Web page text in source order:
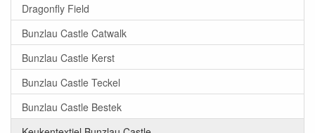
Dragonfly Field
Bunzlau Castle Catwalk
Bunzlau Castle Kerst
Bunzlau Castle Teckel
Bunzlau Castle Bestek